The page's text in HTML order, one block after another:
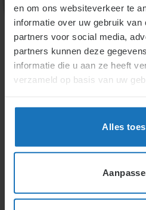
en om ons websiteverkeer te
informatie over uw gebruik van
partners voor social media,
partners kunnen deze
informatie die u aan ze heeft
verzameld op basis van uw
Alles
5.1.5.5.
onredelijk
beroep bij
Bij kennelijk onredelijke
ondernemingsraad beroep
uitvoering verbieden of
eerdere uitvoering blijven
onaangetast. Goede